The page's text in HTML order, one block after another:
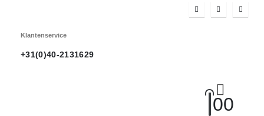
Klantenservice
+31(0)40-2131629
00